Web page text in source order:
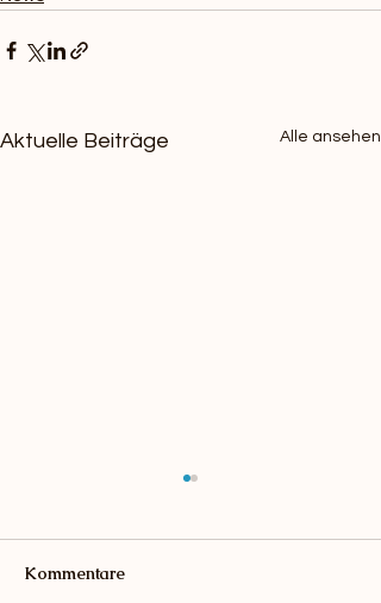
Aktuelle Beiträge Alle ansehen
Kommentare